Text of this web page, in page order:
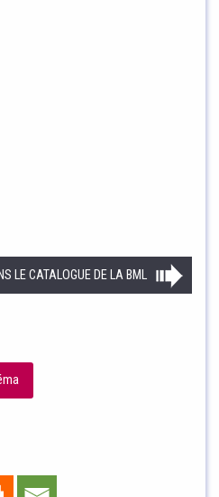
LE CATALOGUE DE LA BML